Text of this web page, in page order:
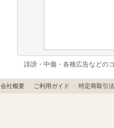
誹謗・中傷・各種広告などの
会社概要 ㆍ ご利用ガイド ㆍ特定商取引